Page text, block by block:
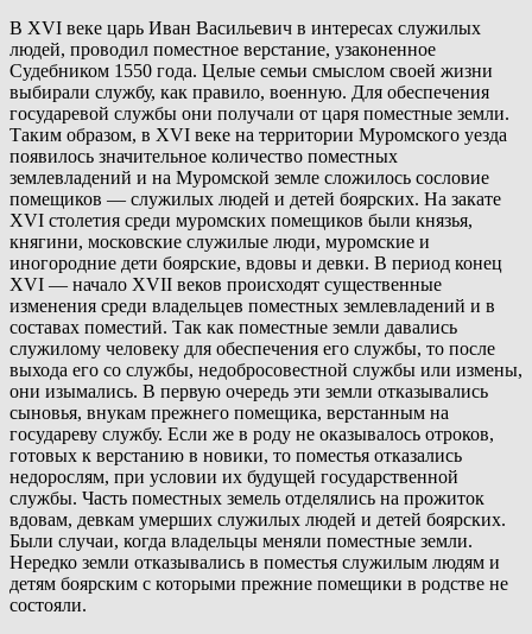
В XVI веке царь Иван Васильевич в интересах служилых
людей, проводил поместное верстание, узаконенное
Судебником 1550 года. Целые семьи смыслом своей жизни
выбирали службу, как правило, военную. Для обеспечения
государевой службы они получали от царя поместные земли.
Таким образом, в XVI веке на территории Муромского уезда
появилось значительное количество поместных
землевладений и на Муромской земле сложилось сословие
помещиков — служилых людей и детей боярских. На закате
XVI столетия среди муромских помещиков были князья,
княгини, московские служилые люди, муромские и
иногородние дети боярские, вдовы и девки. В период конец
XVI — начало XVII веков происходят существенные
изменения среди владельцев поместных землевладений и в
составах поместий. Так как поместные земли давались
служилому человеку для обеспечения его службы, то после
выхода его со службы, недобросовестной службы или измены,
они изымались. В первую очередь эти земли отказывались
сыновья, внукам прежнего помещика, верстанным на
государеву службу. Если же в роду не оказывалось отроков,
готовых к верстанию в новики, то поместья отказались
недорослям, при условии их будущей государственной
службы. Часть поместных земель отделялись на прожиток
вдовам, девкам умерших служилых людей и детей боярских.
Были случаи, когда владельцы меняли поместные земли.
Нередко земли отказывались в поместья служилым людям и
детям боярским с которыми прежние помещики в родстве не
состояли.